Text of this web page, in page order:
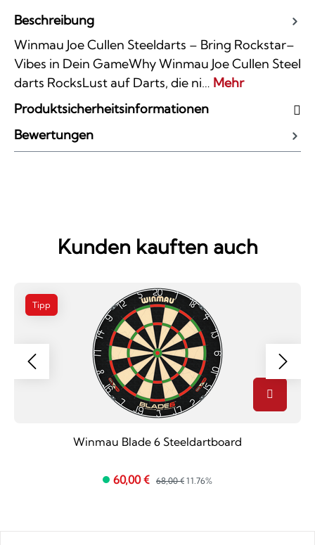
Beschreibung
Winmau Joe Cullen Steeldarts – Bring Rockstar–
Vibes in Dein GameWhy Winmau Joe Cullen Steel
darts RocksLust auf Darts, die ni… Mehr
Produktsicherheitsinformationen
Bewertungen
Kunden kauften auch
Tipp
Winmau Blade 6 Steeldartboard
60,00 € 68,00 € 11.76%